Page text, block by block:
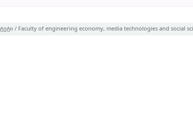
/ Faculty of engineering economy, media technologies and social